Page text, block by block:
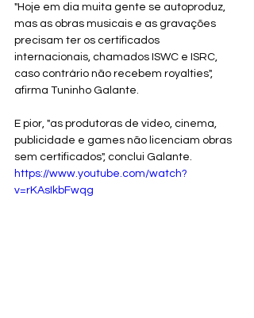
"Hoje em dia muita gente se autoproduz,
mas as obras musicais e as gravações
precisam ter os certificados
internacionais, chamados ISWC e ISRC,
caso contrário não recebem royalties",
afirma Tuninho Galante.
E pior, "as produtoras de video, cinema,
publicidade e games não licenciam obras
sem certificados", conclui Galante.
https://www.youtube.com/watch?
v=rKAsIkbFwqg